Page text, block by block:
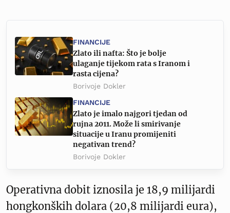
FINANCIJE
Zlato ili nafta: Što je bolje
ulaganje tijekom rata s Iranom i
rasta cijena?
Borivoje Dokler
FINANCIJE
Zlato je imalo najgori tjedan od
rujna 2011. Može li smirivanje
situacije u Iranu promijeniti
negativan trend?
Borivoje Dokler
Operativna dobit iznosila je 18,9 milijardi
hongkonških dolara (20,8 milijardi eura),